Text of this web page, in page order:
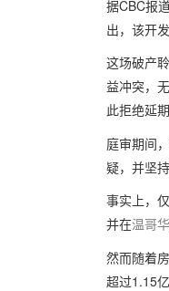
据CBC报
出，该开
这场破产
益冲突，
此拒绝延期
庭审期间
疑，并坚
事实上，
并在温哥华
然而随着
超过1.15